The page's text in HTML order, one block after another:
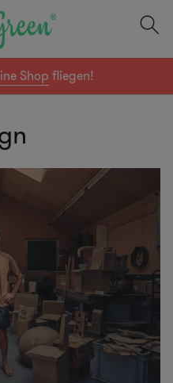
Shop fliegen!